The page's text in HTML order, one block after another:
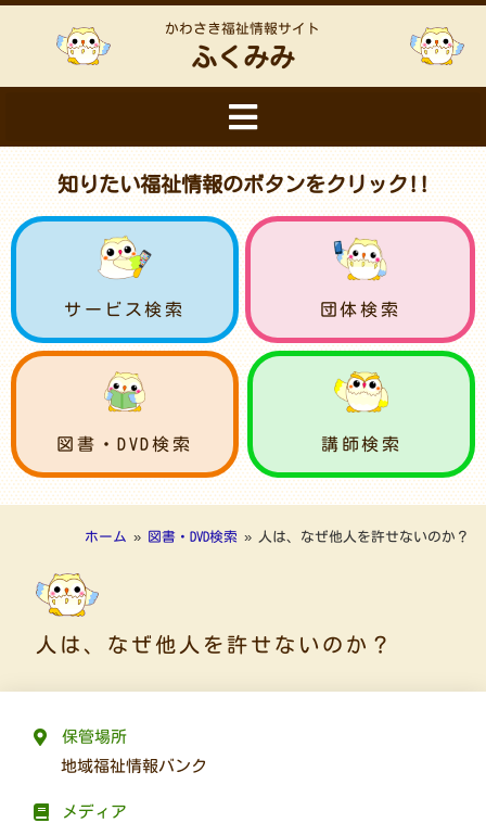
かわさき福祉情報サイト
ふくみみ
知りたい福祉情報のボタンをクリック!!
サービス検索 団体検索
図書・DVD検索 講師検索
ホーム » 図書・DVD検索 » 人は、なぜ他人を許せないのか？
人は、なぜ他人を許せないのか？
保管場所
地域福祉情報バンク
メディア